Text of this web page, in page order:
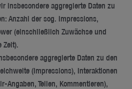
insbesondere aggregierte Daten zu
Anzahl der sog. Impressions,
(einschließlich Zuwächse und
Zeit).
aggregierte Daten zu den
(Impressions), Interaktionen
Angaben, Teilen, Kommentieren),